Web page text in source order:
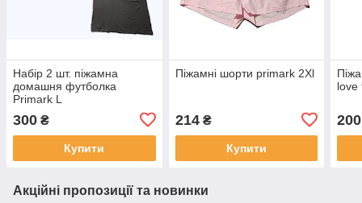
Набір 2 шт. піжамна
домашня футболка
Primark L
300 ₴
Купити
Піжамні шорти primark 2Хl
214₴
Купити
love
200
Акційні пропозиції та новинки